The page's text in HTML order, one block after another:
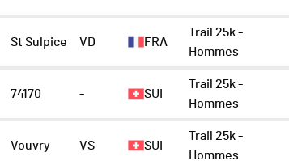
St Sulpice VD FRA
Trail 25k -
Hommes
74170 - SUI
Trail 25k -
Hommes
Vouvry VS SUI
Trail 25k -
Hommes